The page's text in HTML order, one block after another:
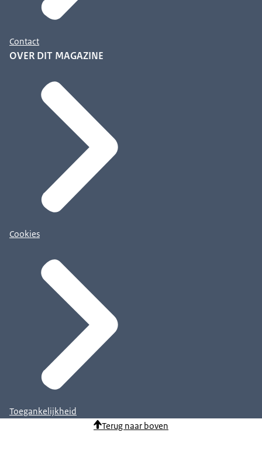
Contact
OVER DIT MAGAZINE
Cookies
Toegankelijkheid
Terug naar boven